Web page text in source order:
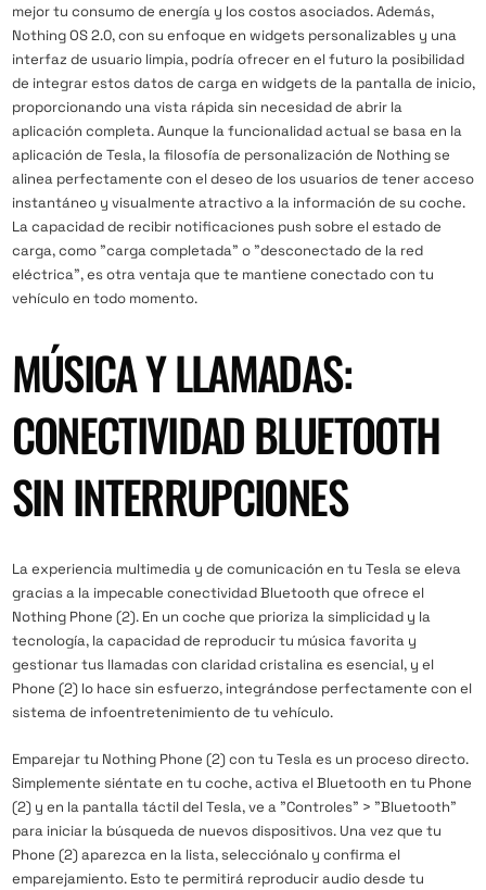
mejor tu consumo de energía y los costos asociados. Además,
Nothing OS 2.0, con su enfoque en widgets personalizables y una
interfaz de usuario limpia, podría ofrecer en el futuro la posibilidad
de integrar estos datos de carga en widgets de la pantalla de inicio,
proporcionando una vista rápida sin necesidad de abrir la
aplicación completa. Aunque la funcionalidad actual se basa en la
aplicación de Tesla, la filosofía de personalización de Nothing se
alinea perfectamente con el deseo de los usuarios de tener acceso
instantáneo y visualmente atractivo a la información de su coche.
La capacidad de recibir notificaciones push sobre el estado de
carga, como "carga completada" o "desconectado de la red
eléctrica", es otra ventaja que te mantiene conectado con tu
vehículo en todo momento.
MÚSICA Y LLAMADAS:
CONECTIVIDAD BLUETOOTH
SIN INTERRUPCIONES
La experiencia multimedia y de comunicación en tu Tesla se eleva
gracias a la impecable conectividad Bluetooth que ofrece el
Nothing Phone (2). En un coche que prioriza la simplicidad y la
tecnología, la capacidad de reproducir tu música favorita y
gestionar tus llamadas con claridad cristalina es esencial, y el
Phone (2) lo hace sin esfuerzo, integrándose perfectamente con el
sistema de infoentretenimiento de tu vehículo.
Emparejar tu Nothing Phone (2) con tu Tesla es un proceso directo.
Simplemente siéntate en tu coche, activa el Bluetooth en tu Phone
(2) y en la pantalla táctil del Tesla, ve a "Controles" > "Bluetooth"
para iniciar la búsqueda de nuevos dispositivos. Una vez que tu
Phone (2) aparezca en la lista, selecciónalo y confirma el
emparejamiento. Esto te permitirá reproducir audio desde tu